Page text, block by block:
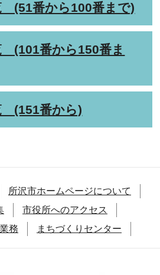
(51番から100番まで)
(101番から150番ま
(151番から)
所沢市ホームページについて
市役所へのアクセス
務
まちづくりセンター